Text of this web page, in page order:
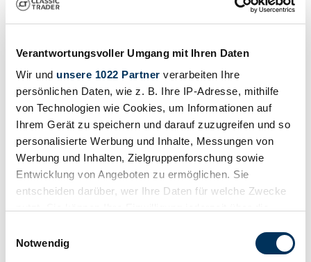
Verantwortungsvoller Umgang mit Ihren Daten
Wir und unsere 1022 Partner verarbeiten Ihre
persönlichen Daten, wie z. B. Ihre IP-Adresse, mithilfe
von Technologien wie Cookies, um Informationen auf
Ihrem Gerät zu speichern und darauf zuzugreifen und so
personalisierte Werbung und Inhalte, Messungen von
Werbung und Inhalten, Zielgruppenforschung sowie
Entwicklung von Angeboten zu ermöglichen. Sie
entscheiden darüber, wer Ihre Daten für welche Zwecke
Trigger Symbol ändern oder widerrufen
Notwendig